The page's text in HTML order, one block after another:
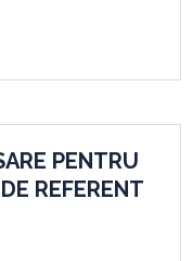
PENTRU
REFERENT